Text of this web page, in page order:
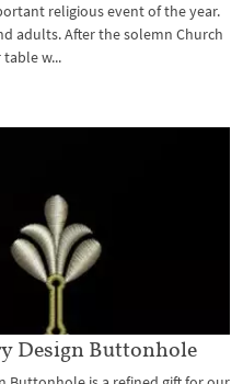
religious event of the year.
adults. After the solemn Church
w...
Design Buttonhole